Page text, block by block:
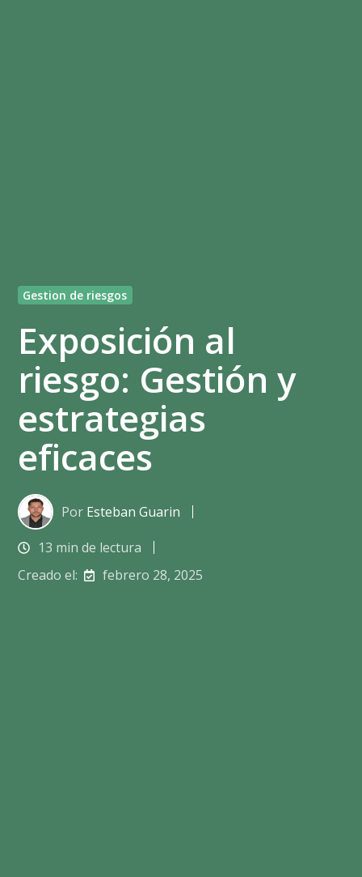
Gestion de riesgos
Exposición al
riesgo: Gestión y
estrategias
eficaces
Por Esteban Guarin
13 min de lectura
Creado el:
febrero 28, 2025